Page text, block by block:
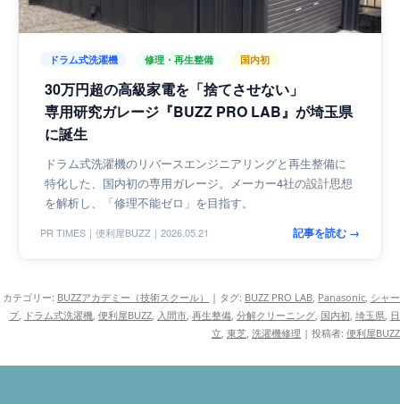
ドラム式洗濯機 修理・再生整備 国内初
30万円超の高級家電を「捨てさせない」
専用研究ガレージ『BUZZ PRO LAB』が埼玉県
に誕生
ドラム式洗濯機のリバースエンジニアリングと再生整備に
特化した、国内初の専用ガレージ。メーカー4社の設計思想
を解析し、「修理不能ゼロ」を目指す。
PR TIMES｜便利屋BUZZ｜2026.05.21 記事を読む →
カテゴリー: BUZZアカデミー（技術スクール） | タグ: BUZZ PRO LAB, Panasonic, シャー
プ, ドラム式洗濯機, 便利屋BUZZ, 入間市, 再生整備, 分解クリーニング, 国内初, 埼玉県, 日
立, 東芝, 洗濯機修理 | 投稿者: 便利屋BUZZ